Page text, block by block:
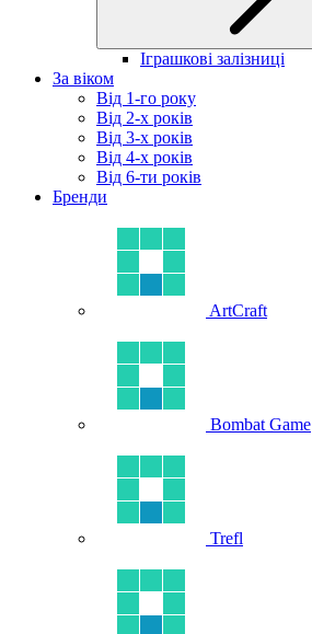
Іграшкові залізниці
За віком
Від 1-го року
Від 2-х років
Від 3-х років
Від 4-х років
Від 6-ти років
Бренди
ArtCraft
Bombat Game
Trefl